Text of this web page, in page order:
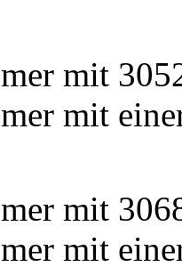
mit
mit
mit
mit